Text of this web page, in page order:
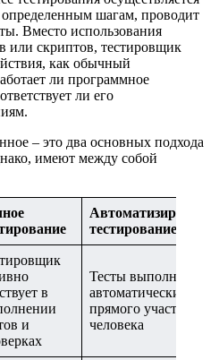
определенным шагам, проводит
Вместо использования
или скриптов, тестировщик
как обычный
ли программное
ли его
– это два основных подхода
имеют между собой
тестирование
в
и
Тесты выполняются
автоматически без
прямого участия
человека